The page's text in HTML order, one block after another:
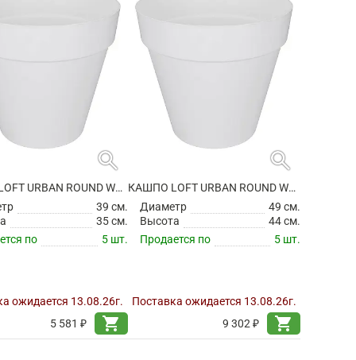
search
КАШПО LOFT URBAN ROUND WHITE НА КОЛЕСИКАХ
39 см.
35 см.
по
5 шт.
ожидается 13.08.26г.
5 581 ₽
shopping_cart
search
КАШПО LOFT URBAN ROUND WHITE НА КОЛЕСИКАХ
Диаметр
49 см.
Высота
44 см.
Продается по
5 шт.
Поставка ожидается 13.08.26г.
9 302 ₽
shopping_cart